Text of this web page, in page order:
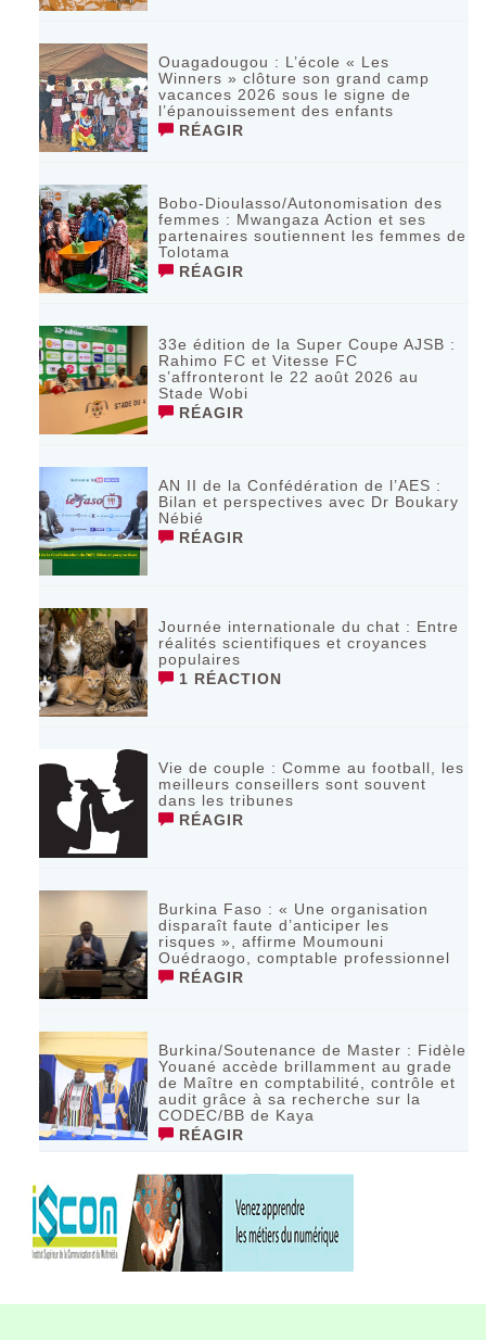
Ouagadougou : L’école « Les
Winners » clôture son grand camp
vacances 2026 sous le signe de
l’épanouissement des enfants
RÉAGIR
Bobo-Dioulasso/Autonomisation des
femmes : Mwangaza Action et ses
partenaires soutiennent les femmes de
Tolotama
RÉAGIR
33e édition de la Super Coupe AJSB :
Rahimo FC et Vitesse FC
s’affronteront le 22 août 2026 au
Stade Wobi
RÉAGIR
AN II de la Confédération de l’AES :
Bilan et perspectives avec Dr Boukary
Nébié
RÉAGIR
Journée internationale du chat : Entre
réalités scientifiques et croyances
populaires
1 RÉACTION
Vie de couple : Comme au football, les
meilleurs conseillers sont souvent
dans les tribunes
RÉAGIR
Burkina Faso : « Une organisation
disparaît faute d’anticiper les
risques », affirme Moumouni
Ouédraogo, comptable professionnel
RÉAGIR
Burkina/Soutenance de Master : Fidèle
Youané accède brillamment au grade
de Maître en comptabilité, contrôle et
audit grâce à sa recherche sur la
CODEC/BB de Kaya
RÉAGIR